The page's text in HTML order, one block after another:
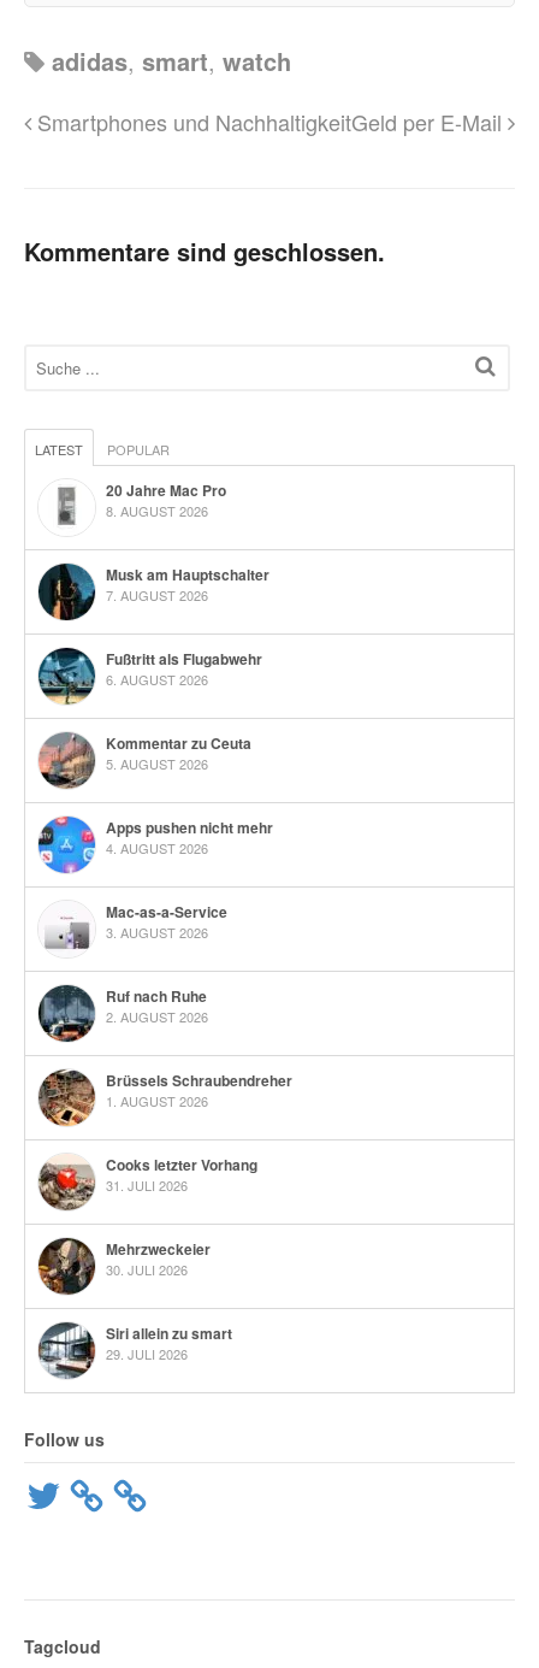
adidas, smart, watch
Smartphones und NachhaltigkeitGeld per E-Mail
Kommentare sind geschlossen.
LATEST POPULAR
20 Jahre Mac Pro
8. AUGUST 2026
Musk am Hauptschalter
7. AUGUST 2026
Fußtritt als Flugabwehr
6. AUGUST 2026
Kommentar zu Ceuta
5. AUGUST 2026
Apps pushen nicht mehr
4. AUGUST 2026
Mac-as-a-Service
3. AUGUST 2026
Ruf nach Ruhe
2. AUGUST 2026
Brüssels Schraubendreher
1. AUGUST 2026
Cooks letzter Vorhang
31. JULI 2026
Mehrzweckeier
30. JULI 2026
Siri allein zu smart
29. JULI 2026
Follow us
Twitter
Tagcloud